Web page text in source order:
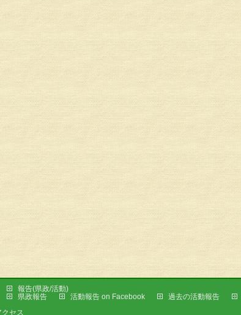
報告(県政/活動)
県政報告
活動報告 on Facebook 過去の活動報告
クセス